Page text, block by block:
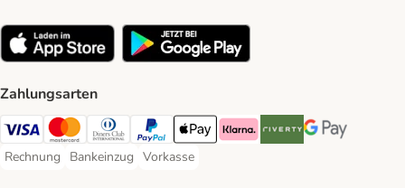
Zahlungsarten
Visa Payment Method
Mastercard Payment Method
Diners Club Payment Method
PayPal Payment Method
Apple Pay Payment Method
Klarna Payment Method
Riverty Payment Method
Google Pay
Rechnung
Rechnung Payment Method
Bankeinzug
Bankeinzug Payment Method
Vorkasse
Vorkasse Payment Method